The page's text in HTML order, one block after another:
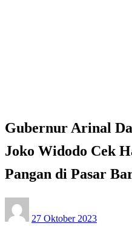
Gubernur Arinal
Joko Widodo Cek
Pangan di Pasar
on
27 Oktober 2023